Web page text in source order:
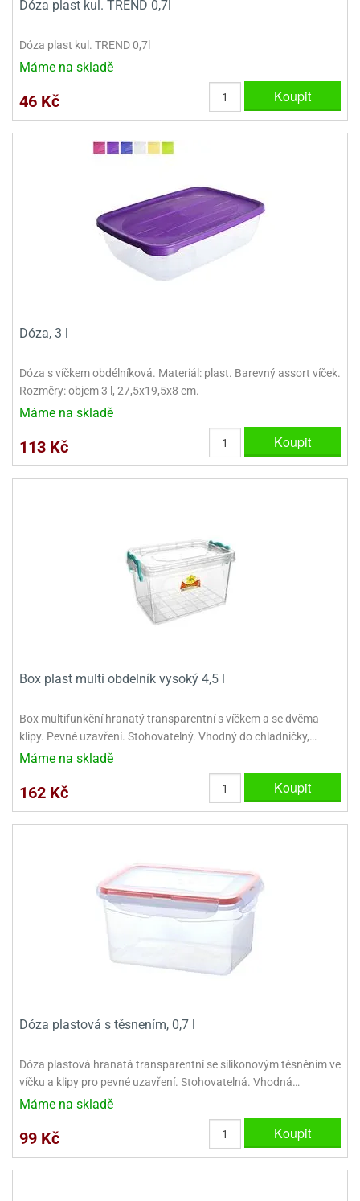
Dóza plast kul. TREND 0,7l
Dóza plast kul. TREND 0,7l
Máme na skladě
46 Kč Koupit
Dóza, 3 l
Dóza s víčkem obdélníková. Materiál: plast. Barevný assort víček.
Rozměry: objem 3 l, 27,5x19,5x8 cm.
Máme na skladě
113 Kč Koupit
Box plast multi obdelník vysoký 4,5 l
Box multifunkční hranatý transparentní s víčkem a se dvěma
klipy. Pevné uzavření. Stohovatelný. Vhodný do chladničky,…
Máme na skladě
162 Kč Koupit
Dóza plastová s těsnením, 0,7 l
Dóza plastová hranatá transparentní se silikonovým těsněním ve
víčku a klipy pro pevné uzavření. Stohovatelná. Vhodná…
Máme na skladě
99 Kč Koupit